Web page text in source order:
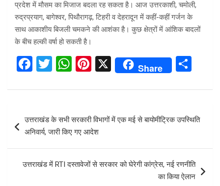
प्रदेश में मौसम का मिजाज बदला रह सकता है। आज उत्तरकाशी, चमोली,
रुद्रप्रयाग, बागेश्वर, पिथौरागढ़, टिहरी व देहरादून में कहीं-कहीं गर्जन के
साथ आकाशीय बिजली चमकने की आशंका है। कुछ क्षेत्रों में आंशिक बादलों
के बीच हल्की वर्षा हो सकती है।
F
ce
o
k
T
tt
er
W
at
A
p
Pi
er
es
t
X Share
ar
e
navigation
उत्तराखंड के सभी सरकारी विभागों में एक मई से बायोमीट्रिक उपस्थिति
अनिवार्य, जारी किए गए आदेश
उत्तराखंड में RTI दस्तावेजों से सरकार को घेरेगी कांग्रेस, नई रणनीति
का किया ऐलान